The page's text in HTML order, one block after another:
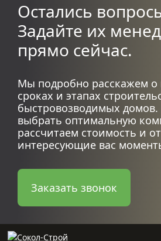
Остались
Задайте их
прямо сейчас.
Мы подробно расскажем о
сроках и этапах
быстровозводимых
выбрать оптимальную
рассчитаем стоимость и
интересующие вас
Заказать звонок